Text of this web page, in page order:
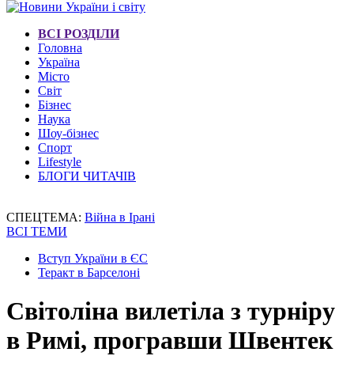
ВСІ РОЗДІЛИ
Головна
Україна
Місто
Світ
Бізнес
Наука
Шоу-бізнес
Спорт
Lifestyle
БЛОГИ ЧИТАЧІВ
СПЕЦТЕМА: Війна в Ірані
ВСІ ТЕМИ
Вступ України в ЄС
Теракт в Барселоні
Світоліна вилетіла з турніру
в Римі, програвши Швентек